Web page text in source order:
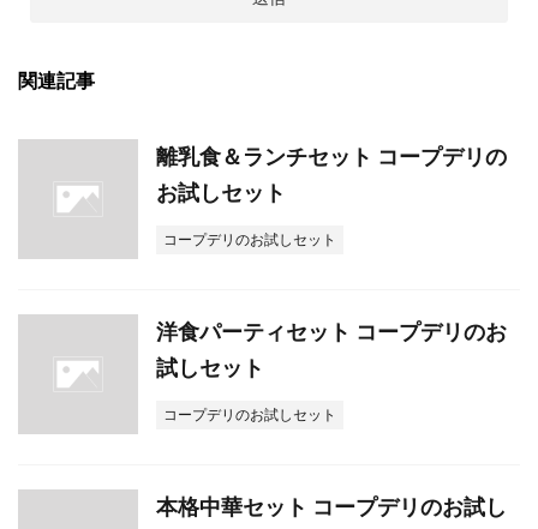
関連記事
離乳食＆ランチセット コープデリの
お試しセット
コープデリのお試しセット
洋食パーティセット コープデリのお
試しセット
コープデリのお試しセット
本格中華セット コープデリのお試し